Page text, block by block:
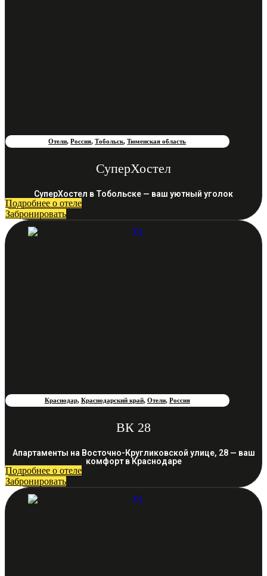
Отели,Россия,Тобольск,Тюменская область
СуперХостел
СуперХостел в Тобольске — ваш уютный уголок
Подробнее о отеле
Забронировать
Краснодар, Краснодарский край, Отели, Россия
ВК 28
Апартаменты на Восточно-Кругликовской улице, 28 — ваш
комфорт в Краснодаре
Подробнее о отеле
Забронировать